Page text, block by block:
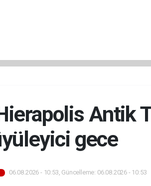
Antik
gece
06.08.2026 - 10:53, Güncelleme: 06.08.2026 - 10:53